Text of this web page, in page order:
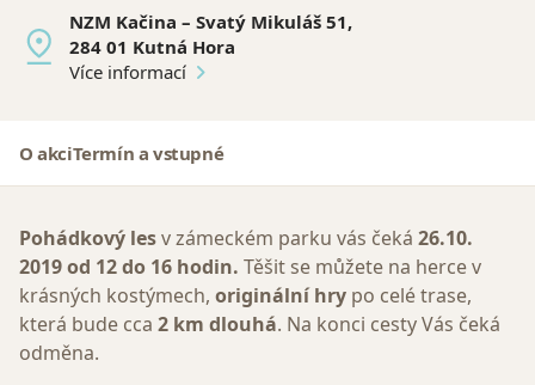
NZM Kačina – Svatý Mikuláš 51,
284 01 Kutná Hora
Více informací
O akciTermín a vstupné
Pohádkový lesv zámeckém parku vás čeká 26.10.
2019 od 12 do 16 hodin. Těšit se můžete na herce v
krásných kostýmech, originální hry po celé trase,
která bude cca 2 km dlouhá. Na konci cesty Vás čeká
odměna.